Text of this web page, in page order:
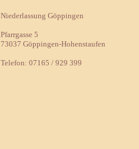
Niederlassung Göppingen
Pfarrgasse 5
73037 Göppingen-Hohenstaufen
Telefon: 07165 / 929 399